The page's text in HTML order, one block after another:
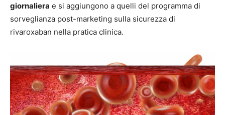
giornaliera e si aggiungono a quelli del programma di
sorveglianza post-marketing sulla sicurezza di
rivaroxaban nella pratica clinica.